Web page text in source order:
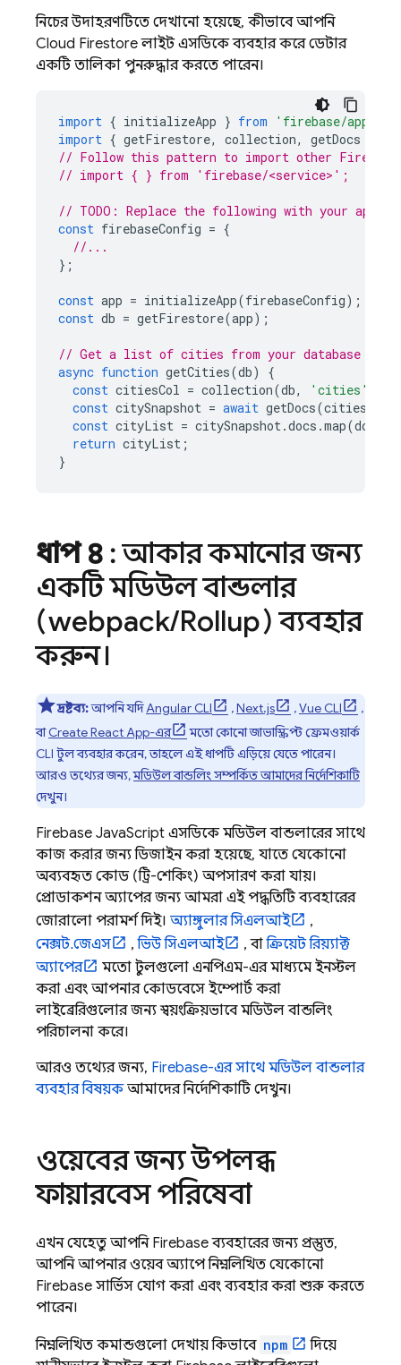
নিচের উদাহরণটিতে দেখানো হয়েছে, কীভাবে আপনি
Cloud Firestoreলাইট এসডিকে ব্যবহার করে ডেটার
একটি তালিকা পুনরুদ্ধার করতে পারেন।
import { initializeApp } from 'firebase/app'
import { getFirestore, collection, getDocs
// Follow this pattern to import other Firebase
// import { } from 'firebase/<service>';
// TODO: Replace the following with your app's
const firebaseConfig = {
//...
};
const app = initializeApp(firebaseConfig);
const db = getFirestore(app);
// Get a list of cities from your database
async function getCities(db)
{
const citiesCol = collection(db, 'cities'
const citySnapshot = await getDocs(citiesCol
const cityList = citySnapshot.docs .map(doc
return cityList ;
}
ধাপ ৪ : আকার কমানোর জন্য
একটি মডিউল বান্ডলার
(webpack/Rollup) ব্যবহার
করুন।
দ্রষ্টব্য:আপনি যদিAngular CLI ,Next.js ,Vue CLI
,
বাCreate React App-এর
মতো কোনো জাভাস্ক্রিপ্ট ফ্রেমওয়ার্ক
CLI টুল ব্যবহার করেন, তাহলে এই ধাপটি এড়িয়ে যেতে পারেন।
আরও তথ্যের জন্য,মডিউল বান্ডলিং সম্পর্কিত আমাদের নির্দেশিকাটি
দেখুন।
Firebase JavaScript এসডিকে মডিউল বান্ডলারের সাথে
কাজ করার জন্য ডিজাইন করা হয়েছে, যাতে যেকোনো
অব্যবহৃত কোড (ট্রি-শেকিং) অপসারণ করা যায়।
প্রোডাকশন অ্যাপের জন্য আমরা এই পদ্ধতিটি ব্যবহারের
জোরালো পরামর্শ দিই। অ্যাঙ্গুলার সিএলআই
,
নেক্সট.জেএস
,ভিউ সিএলআই , বাক্রিয়েট রিয়্যাক্ট
অ্যাপের
মতো টুলগুলো এনপিএম-এর মাধ্যমে ইনস্টল
করা এবং আপনার কোডবেসে ইম্পোর্ট করা
লাইব্রেরিগুলোর জন্য স্বয়ংক্রিয়ভাবে মডিউল বান্ডলিং
পরিচালনা করে।
আরও তথ্যের জন্য, Firebase-এর সাথে মডিউল বান্ডলার
ব্যবহার বিষয়কআমাদের নির্দেশিকাটি দেখুন।
ওয়েবের জন্য উপলব্ধ
ফায়ারবেস পরিষেবা
এখন যেহেতু আপনি Firebase ব্যবহারের জন্য প্রস্তুত,
আপনি আপনার ওয়েব অ্যাপে নিম্নলিখিত যেকোনো
Firebase সার্ভিস যোগ করা এবং ব্যবহার করা শুরু করতে
পারেন।
নিম্নলিখিত কমান্ডগুলো দেখায় কিভাবে npm
দিয়ে